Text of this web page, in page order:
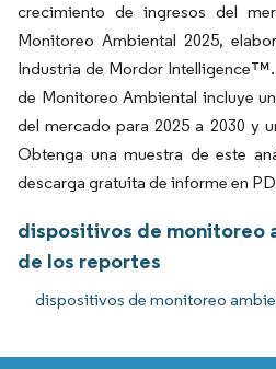
crecimiento de ingresos del
Monitoreo Ambiental 2025,
Industria de Mordor
de Monitoreo Ambiental incluye
del mercado para 2025 a 2030 y
Obtenga una muestra de este
descarga gratuita de informe en
dispositivos de monitoreo
de los reportes
dispositivos de monitoreo